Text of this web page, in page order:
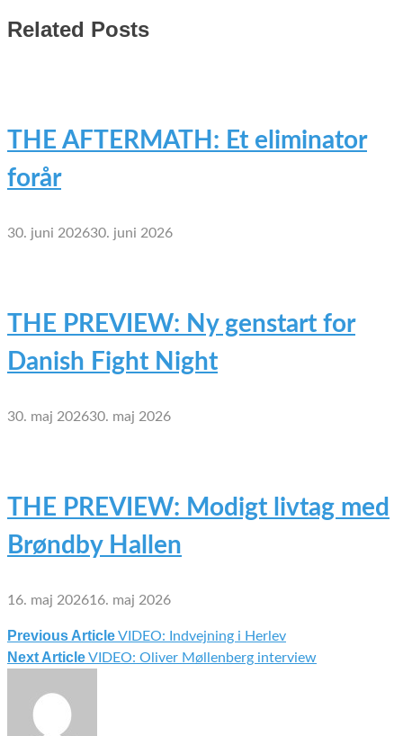
Related Posts
THE AFTERMATH: Et eliminator
forår
30. juni 202630. juni 2026
THE PREVIEW: Ny genstart for
Danish Fight Night
30. maj 202630. maj 2026
THE PREVIEW: Modigt livtag med
Brøndby Hallen
16. maj 202616. maj 2026
Indlægsnavigation
Previous ArticleVIDEO: Indvejning i Herlev
Next ArticleVIDEO: Oliver Møllenberg interview